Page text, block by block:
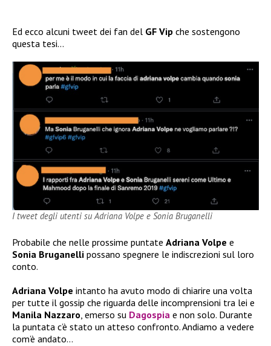
Ed ecco alcuni tweet dei fan del GF Vip che sostengono
questa tesi…
I tweet degli utenti su Adriana Volpe e Sonia Bruganelli
Probabile che nelle prossime puntate Adriana Volpe e
Sonia Bruganelli possano spegnere le indiscrezioni sul loro
conto.
Adriana Volpe intanto ha avuto modo di chiarire una volta
per tutte il gossip che riguarda delle incomprensioni tra lei e
Manila Nazzaro, emerso su Dagospia e non solo. Durante
la puntata c’è stato un atteso confronto. Andiamo a vedere
com’è andato…